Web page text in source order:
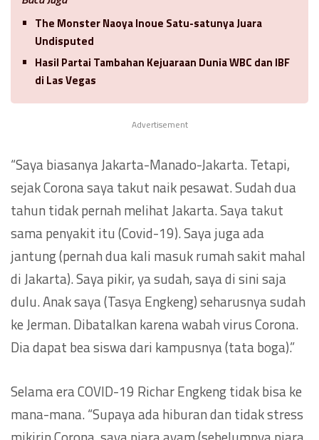
The Monster Naoya Inoue Satu-satunya Juara
Undisputed
Hasil Partai Tambahan Kejuaraan Dunia WBC dan IBF
di Las Vegas
Advertisement
“Saya biasanya Jakarta-Manado-Jakarta. Tetapi,
sejak Corona saya takut naik pesawat. Sudah dua
tahun tidak pernah melihat Jakarta. Saya takut
sama penyakit itu (Covid-19). Saya juga ada
jantung (pernah dua kali masuk rumah sakit mahal
di Jakarta). Saya pikir, ya sudah, saya di sini saja
dulu. Anak saya (Tasya Engkeng) seharusnya sudah
ke Jerman. Dibatalkan karena wabah virus Corona.
Dia dapat bea siswa dari kampusnya (tata boga).”
Selama era COVID-19 Richar Engkeng tidak bisa ke
mana-mana. “Supaya ada hiburan dan tidak stress